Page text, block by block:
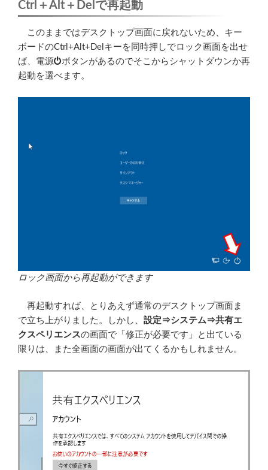
Ctrl＋Alt＋Delで再起動
このままではデスクトップ画面に戻れないため、キー
ボードのCtrl+Alt+Delキーを同時押しでロック画面を出せ
ば、電源
ボタンがあるのでそこからシャットダウンか再
起動を選べます。
ロック画面から再起動ができます
再起動すれば、とりあえず通常のデスクトップ画面ま
で立ち上がりました。しかし、 設定⇒システム⇒共有エ
クスペリエンスの画面で「修正が必要です」と出ている
限りは、また全画面の画面が出てくるかもしれません。